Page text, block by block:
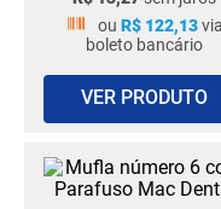
ou R$ 122,13via
boleto bancário
VER PRODUTO